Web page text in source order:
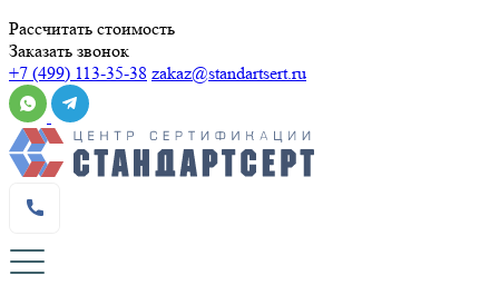
Рассчитать стоимость
Заказать звонок
+7 (499) 113-35-38 zakaz@standartsert.ru